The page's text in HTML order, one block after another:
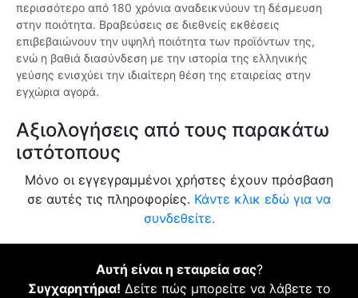
περισσότερο από 180 χρόνια αναδεικνύουν τη δέσμευση
στην ποιότητα. Βραβεύσεις σε διεθνείς εκθέσεις
επιβεβαιώνουν την υψηλή ποιότητα των προϊόντων της,
ενώ η βαθιά διασύνδεση με την ιστορία της ελληνικής
γεύσης ενισχύει την ιδιαίτερη θέση της εταιρείας στην
εγχώρια αγορά.
Αξιολογήσεις από τους παρακάτω
ιστότοπους
Μόνο οι εγγεγραμμένοι χρήστες έχουν πρόσβαση
σε αυτές τις πληροφορίες. Κάντε κλικ εδώ για να
συνδεθείτε.
Αυτή είναι η εταιρεία σας?
Συγχαρητήρια! Δείτε πώς μπορείτε να λάβετε το